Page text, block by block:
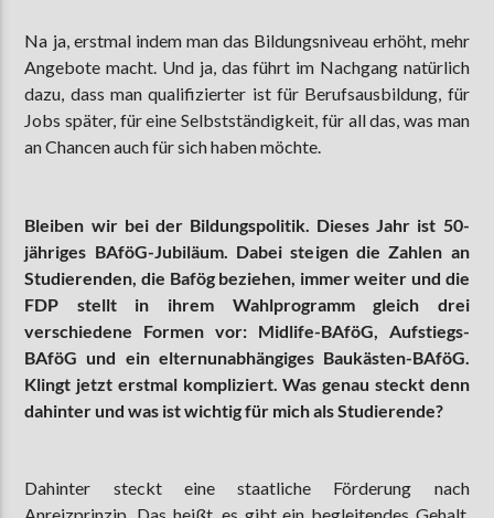
Na ja, erstmal indem man das Bildungsniveau erhöht, mehr
Angebote macht. Und ja, das führt im Nachgang natürlich
dazu, dass man qualifizierter ist für Berufsausbildung, für
Jobs später, für eine Selbstständigkeit, für all das, was man
an Chancen auch für sich haben möchte.
Bleiben wir bei der Bildungspolitik. Dieses Jahr ist 50-
jähriges BAföG-Jubiläum. Dabei steigen die Zahlen an
Studierenden, die Bafög beziehen, immer weiter und die
FDP stellt in ihrem Wahlprogramm gleich drei
verschiedene Formen vor: Midlife-BAföG, Aufstiegs-
BAföG und ein elternunabhängiges Baukästen-BAföG.
Klingt jetzt erstmal kompliziert. Was genau steckt denn
dahinter und was ist wichtig für mich als Studierende?
Dahinter steckt eine staatliche Förderung nach